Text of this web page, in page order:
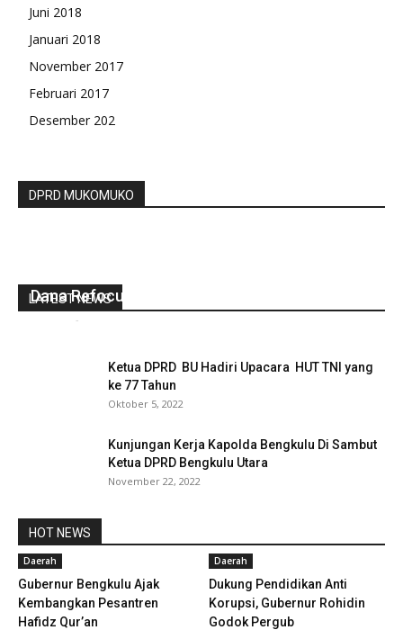
Juni 2018
Januari 2018
November 2017
Februari 2017
Desember 202
DPRD MUKOMUKO
LATEST NEWS
Dana Refocusing Di Kembalikan
-
Ketua DPRD BU Hadiri Upacara HUT TNI yang
ke 77 Tahun
Oktober 5, 2022
Kunjungan Kerja Kapolda Bengkulu Di Sambut
Ketua DPRD Bengkulu Utara
November 22, 2022
HOT NEWS
Daerah
Gubernur Bengkulu Ajak
Kembangkan Pesantren
Hafidz Qur’an
Daerah
Dukung Pendidikan Anti
Korupsi, Gubernur Rohidin
Godok Pergub